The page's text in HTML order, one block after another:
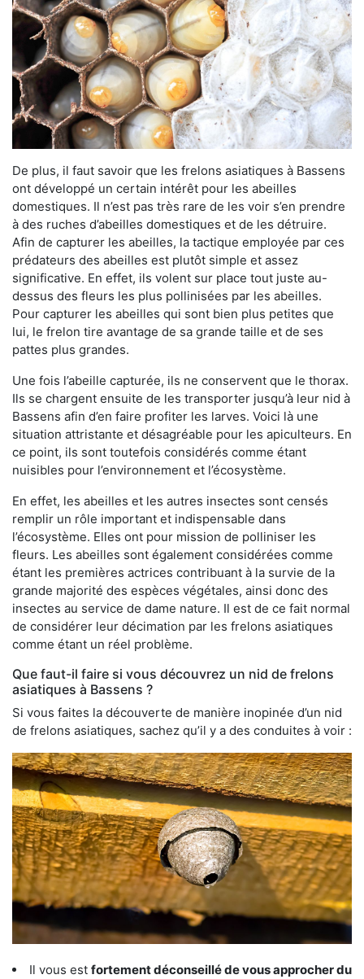
De plus, il faut savoir que les frelons asiatiques à Bassens
ont développé un certain intérêt pour les abeilles
domestiques. Il n’est pas très rare de les voir s’en prendre
à des ruches d’abeilles domestiques et de les détruire.
Afin de capturer les abeilles, la tactique employée par ces
prédateurs des abeilles est plutôt simple et assez
significative. En effet, ils volent sur place tout juste au-
dessus des fleurs les plus pollinisées par les abeilles.
Pour capturer les abeilles qui sont bien plus petites que
lui, le frelon tire avantage de sa grande taille et de ses
pattes plus grandes.
Une fois l’abeille capturée, ils ne conservent que le thorax.
Ils se chargent ensuite de les transporter jusqu’à leur nid à
Bassens afin d’en faire profiter les larves. Voici là une
situation attristante et désagréable pour les apiculteurs. En
ce point, ils sont toutefois considérés comme étant
nuisibles pour l’environnement et l’écosystème.
En effet, les abeilles et les autres insectes sont censés
remplir un rôle important et indispensable dans
l’écosystème. Elles ont pour mission de polliniser les
fleurs. Les abeilles sont également considérées comme
étant les premières actrices contribuant à la survie de la
grande majorité des espèces végétales, ainsi donc des
insectes au service de dame nature. Il est de ce fait normal
de considérer leur décimation par les frelons asiatiques
comme étant un réel problème.
Que faut-il faire si vous découvrez un nid de frelons
asiatiques à Bassens ?
Si vous faites la découverte de manière inopinée d’un nid
de frelons asiatiques, sachez qu’il y a des conduites à voir :
Il vous est fortement déconseillé de vous approcher du